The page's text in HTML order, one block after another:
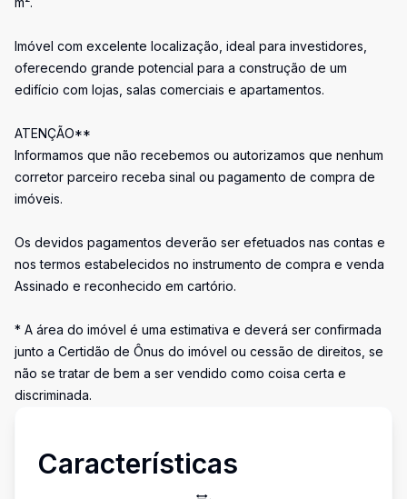
Imóvel com excelente localização, ideal para investidores,
oferecendo grande potencial para a construção de um
edifício com lojas, salas comerciais e apartamentos.
ATENÇÃO**
Informamos que não recebemos ou autorizamos que nenhum
corretor parceiro receba sinal ou pagamento de compra de
imóveis.
Os devidos pagamentos deverão ser efetuados nas contas e
nos termos estabelecidos no instrumento de compra e venda
Assinado e reconhecido em cartório.
* A área do imóvel é uma estimativa e deverá ser confirmada
junto a Certidão de Ônus do imóvel ou cessão de direitos, se
não se tratar de bem a ser vendido como coisa certa e
discriminada.
Características